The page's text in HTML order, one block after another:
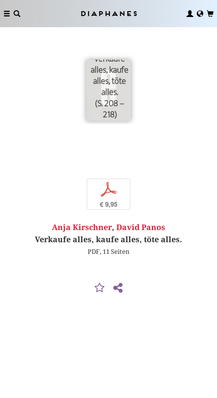
Diaphanes
Verkaufe
alles, kaufe
alles, töte
alles.
(S. 208 –
218)
p
€ 9,95
Anja Kirschner, David Panos
Verkaufe alles, kaufe alles, töte alles.
PDF, 11 Seiten